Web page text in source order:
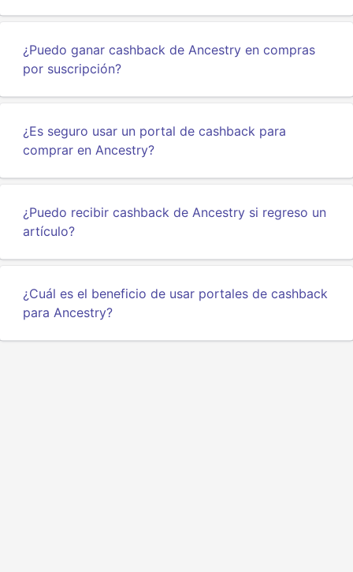
¿Puedo ganar cashback de Ancestry en compras
por suscripción?
¿Es seguro usar un portal de cashback para
comprar en Ancestry?
¿Puedo recibir cashback de Ancestry si regreso un
artículo?
¿Cuál es el beneficio de usar portales de cashback
para Ancestry?